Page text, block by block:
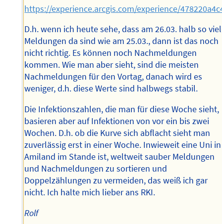
https://experience.arcgis.com/experience/
D.h. wenn ich heute sehe, dass am 26.03. halb so
Meldungen da sind wie am 25.03., dann ist das noch
nicht richtig. Es können noch Nachmeldungen
kommen. Wie man aber sieht, sind die meisten
Nachmeldungen für den Vortag, danach wird es
weniger, d.h. diese Werte sind halbwegs stabil.
Die Infektionszahlen, die man für diese Woche sieht,
basieren aber auf Infektionen von vor ein bis zwei
Wochen. D.h. ob die Kurve sich abflacht sieht man
zuverlässig erst in einer Woche. Inwieweit eine Uni in
Amiland im Stande ist, weltweit sauber Meldungen
und Nachmeldungen zu sortieren und
Doppelzählungen zu vermeiden, das weiß ich gar
nicht. Ich halte mich lieber ans RKI.
Rolf